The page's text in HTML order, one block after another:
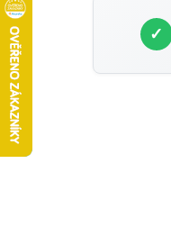
✓